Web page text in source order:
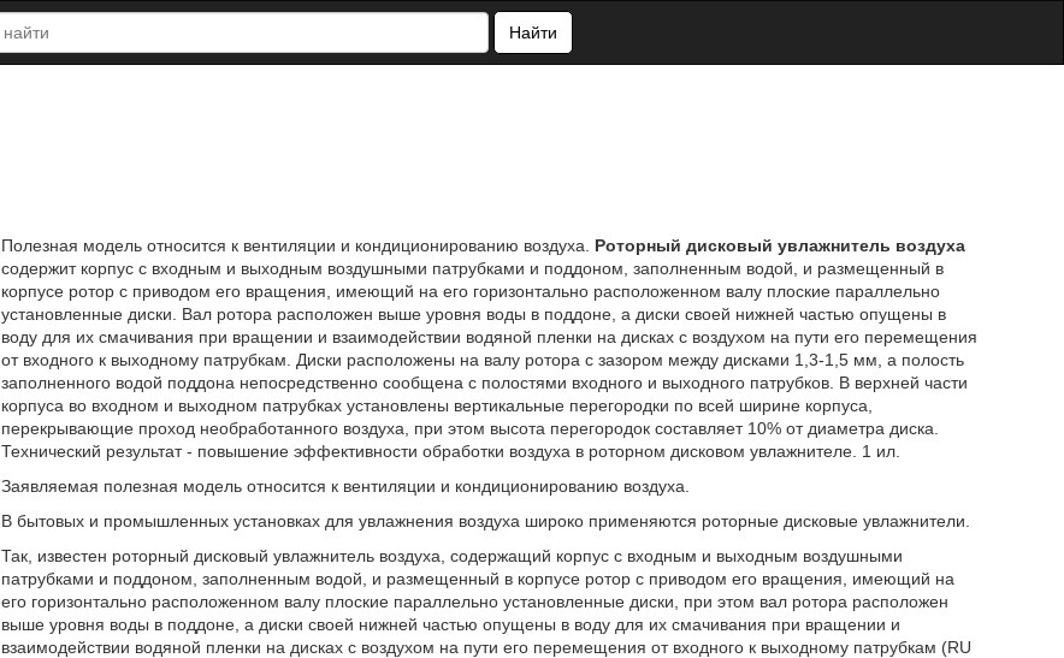
Найти
Полезная модель относится к вентиляции и кондиционированию воздуха. Роторный дисковый увлажнитель воздуха
содержит корпус с входным и выходным воздушными патрубками и поддоном, заполненным водой, и размещенный в
корпусе ротор с приводом его вращения, имеющий на его горизонтально расположенном валу плоские параллельно
установленные диски. Вал ротора расположен выше уровня воды в поддоне, а диски своей нижней частью опущены в
воду для их смачивания при вращении и взаимодействии водяной пленки на дисках с воздухом на пути его перемещения
от входного к выходному патрубкам. Диски расположены на валу ротора с зазором между дисками 1,3-1,5 мм, а полость
заполненного водой поддона непосредственно сообщена с полостями входного и выходного патрубков. В верхней части
корпуса во входном и выходном патрубках установлены вертикальные перегородки по всей ширине корпуса,
перекрывающие проход необработанного воздуха, при этом высота перегородок составляет 10% от диаметра диска.
Технический результат - повышение эффективности обработки воздуха в роторном дисковом увлажнителе. 1 ил.
Заявляемая полезная модель относится к вентиляции и кондиционированию воздуха.
В бытовых и промышленных установках для увлажнения воздуха широко применяются роторные дисковые увлажнители.
Так, известен роторный дисковый увлажнитель воздуха, содержащий корпус с входным и выходным воздушными
патрубками и поддоном, заполненным водой, и размещенный в корпусе ротор с приводом его вращения, имеющий на
его горизонтально расположенном валу плоские параллельно установленные диски, при этом вал ротора расположен
выше уровня воды в поддоне, а диски своей нижней частью опущены в воду для их смачивания при вращении и
взаимодействии водяной пленки на дисках с воздухом на пути его перемещения от входного к выходному патрубкам (RU